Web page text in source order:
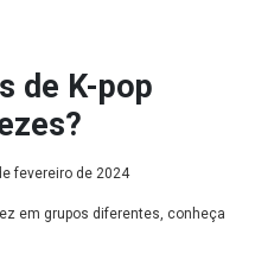
de K-pop
fevereiro de 2024
em grupos diferentes, conheça